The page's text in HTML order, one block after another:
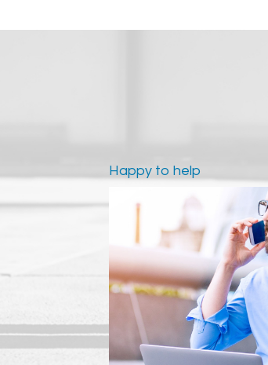
Happy to help